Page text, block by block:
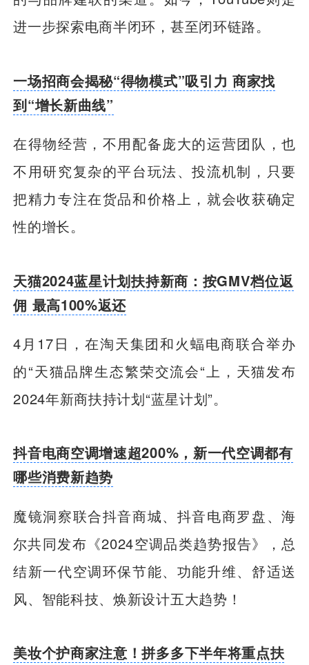
进一步探索电商半闭环，甚至闭环链路。
一场招商会揭秘“得物模式”吸引力 商家找
到“增长新曲线”
在得物经营，不用配备庞大的运营团队，也
不用研究复杂的平台玩法、投流机制，只要
把精力专注在货品和价格上，就会收获确定
性的增长。
天猫2024蓝星计划扶持新商：按GMV档位返
佣 最高100%返还
4月17日，在淘天集团和火蝠电商联合举办
的“天猫品牌生态繁荣交流会“上，天猫发布
2024年新商扶持计划“蓝星计划”。
抖音电商空调增速超200%，新一代空调都有
哪些消费新趋势
魔镜洞察联合抖音商城、抖音电商罗盘、海
尔共同发布《2024空调品类趋势报告》，总
结新一代空调环保节能、功能升维、舒适送
风、智能科技、焕新设计五大趋势！
美妆个护商家注意！拼多多下半年将重点扶